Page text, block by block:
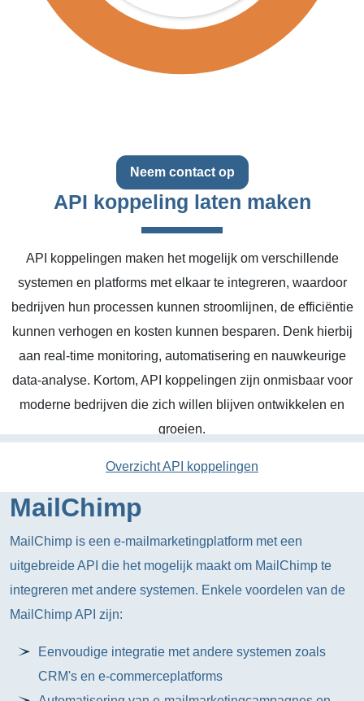
Neem contact op
API koppeling laten maken
API koppelingen maken het mogelijk om verschillende
systemen en platforms met elkaar te integreren, waardoor
bedrijven hun processen kunnen stroomlijnen, de efficiëntie
kunnen verhogen en kosten kunnen besparen. Denk hierbij
aan real-time monitoring, automatisering en nauwkeurige
data-analyse. Kortom, API koppelingen zijn onmisbaar voor
moderne bedrijven die zich willen blijven ontwikkelen en
groeien.
Overzicht API koppelingen
MailChimp
MailChimp is een e-mailmarketingplatform met een
uitgebreide API die het mogelijk maakt om MailChimp te
integreren met andere systemen. Enkele voordelen van de
MailChimp API zijn:
Eenvoudige integratie met andere systemen zoals
CRM's en e-commerceplatforms